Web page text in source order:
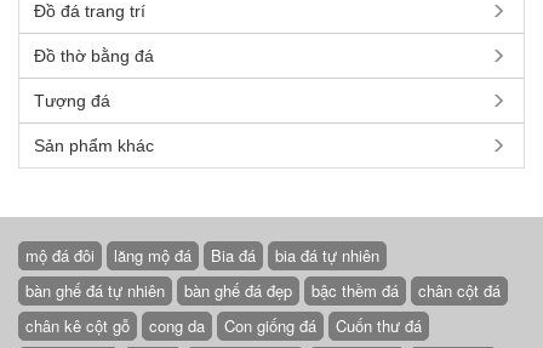
Đồ đá trang trí
Đồ thờ bằng đá
Tượng đá
Sản phẩm khác
mộ đá đôi lăng mộ đá Bia đá
bia đá tự nhiên
bàn ghế đá tự nhiên
bàn ghế đá đẹp bậc thềm đá
chân cột đá
chân kê cột gỗ
cong da Con giống đá
Cuốn thư đá